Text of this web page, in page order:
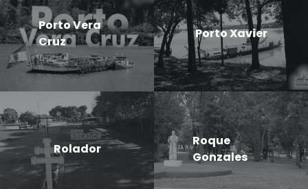
Porto Vera
Cruz
Porto Xavier
Rolador
Roque
Gonzales